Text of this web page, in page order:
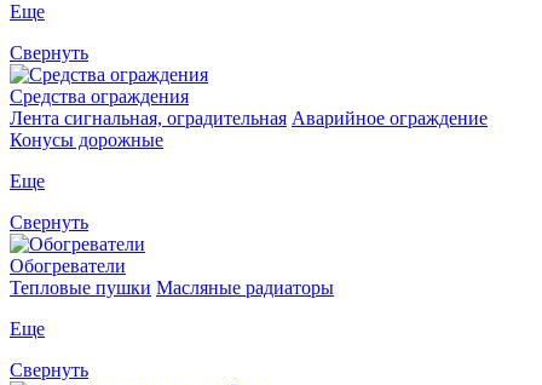
Еще
Свернуть
Средства ограждения
Лента сигнальная, оградительная Аварийное ограждение
Конусы дорожные
Еще
Свернуть
Обогреватели
Тепловые пушки Масляные радиаторы
Еще
Свернуть